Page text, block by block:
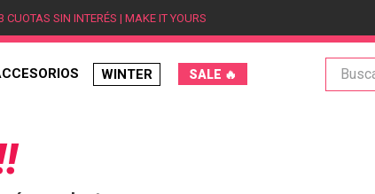
SIN INTERÉS | MAKE IT YOURS
WINTER SALE 🔥
Buscar